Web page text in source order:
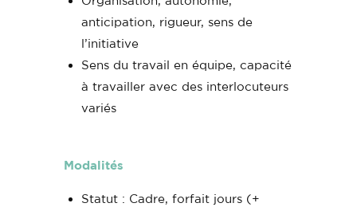
anticipation, rigueur, sens de
l’initiative
Sens du travail en équipe, capacité
à travailler avec des interlocuteurs
variés
Modalités
Statut : Cadre, forfait jours (+